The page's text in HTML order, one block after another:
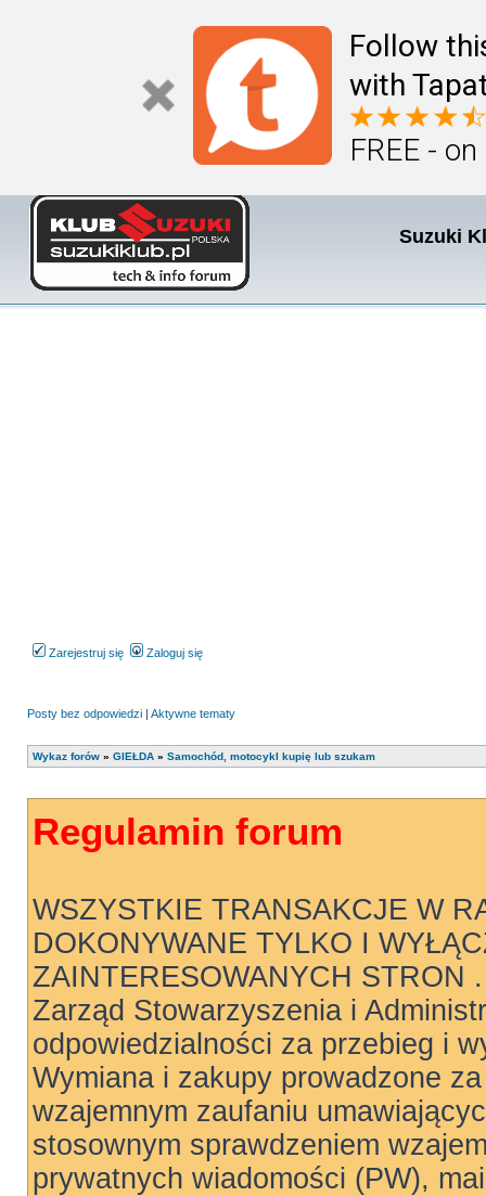
Follow
with
FREE -
Suzuki
Zarejestruj się Zaloguj się
Posty bez odpowiedzi | Aktywne tematy
Wykaz forów » GIEŁDA » Samochód, motocykl kupię lub szukam
Regulamin forum
WSZYSTKIE TRANSAKCJE W
DOKONYWANE TYLKO I
ZAINTERESOWANYCH STRON .
Zarząd Stowarzyszenia i
odpowiedzialności za przebieg i
Wymiana i zakupy prowadzone
wzajemnym zaufaniu
stosownym sprawdzeniem
prywatnych wiadomości (PW),